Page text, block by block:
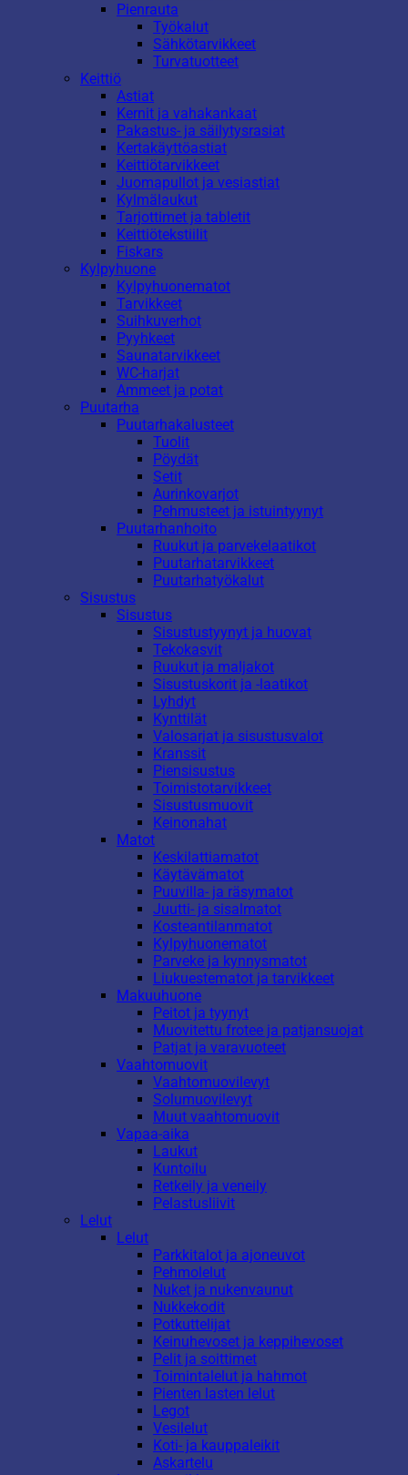
Pienrauta
Työkalut
Sähkötarvikkeet
Turvatuotteet
Keittiö
Astiat
Kernit ja vahakankaat
Pakastus- ja säilytysrasiat
Kertakäyttöastiat
Keittiötarvikkeet
Juomapullot ja vesiastiat
Kylmälaukut
Tarjottimet ja tabletit
Keittiötekstiilit
Fiskars
Kylpyhuone
Kylpyhuonematot
Tarvikkeet
Suihkuverhot
Pyyhkeet
Saunatarvikkeet
WC-harjat
Ammeet ja potat
Puutarha
Puutarhakalusteet
Tuolit
Pöydät
Setit
Aurinkovarjot
Pehmusteet ja istuintyynyt
Puutarhanhoito
Ruukut ja parvekelaatikot
Puutarhatarvikkeet
Puutarhatyökalut
Sisustus
Sisustus
Sisustustyynyt ja huovat
Tekokasvit
Ruukut ja maljakot
Sisustuskorit ja -laatikot
Lyhdyt
Kynttilät
Valosarjat ja sisustusvalot
Kranssit
Piensisustus
Toimistotarvikkeet
Sisustusmuovit
Keinonahat
Matot
Keskilattiamatot
Käytävämatot
Puuvilla- ja räsymatot
Juutti- ja sisalmatot
Kosteantilanmatot
Kylpyhuonematot
Parveke ja kynnysmatot
Liukuestematot ja tarvikkeet
Makuuhuone
Peitot ja tyynyt
Muovitettu frotee ja patjansuojat
Patjat ja varavuoteet
Vaahtomuovit
Vaahtomuovilevyt
Solumuovilevyt
Muut vaahtomuovit
Vapaa-aika
Laukut
Kuntoilu
Retkeily ja veneily
Pelastusliivit
Lelut
Lelut
Parkkitalot ja ajoneuvot
Pehmolelut
Nuket ja nukenvaunut
Nukkekodit
Potkuttelijat
Keinuhevoset ja keppihevoset
Pelit ja soittimet
Toimintalelut ja hahmot
Pienten lasten lelut
Legot
Vesilelut
Koti- ja kauppaleikit
Askartelu